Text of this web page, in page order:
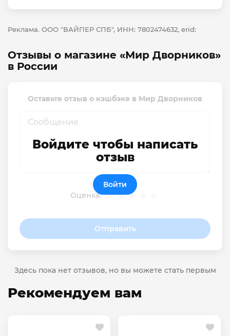
Реклама. ООО "ВАЙПЕР СПБ", ИНН: 7802474632, erid:
Отзывы о магазине «Мир Дворников»
в России
Оставьте отзыв о кэшбэке в Мир Дворников
Оценка:
Отправить
Войдите чтобы написать
отзыв
Войти
Здесь пока нет отзывов, но вы можете стать первым
Рекомендуем вам